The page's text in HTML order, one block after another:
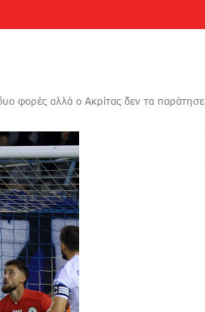
φορές αλλά ο Ακρίτας δεν τα παράτησε